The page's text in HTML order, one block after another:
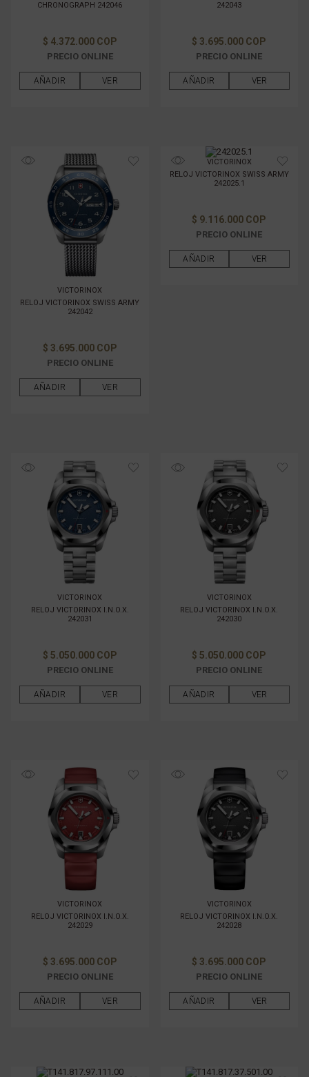
CHRONOGRAPH 242046
$ 4.372.000 COP
PRECIO ONLINE
AÑADIR VER
242043
$ 3.695.000 COP
PRECIO ONLINE
AÑADIR VER
VICTORINOX
RELOJ VICTORINOX SWISS ARMY
242042
$ 3.695.000 COP
PRECIO ONLINE
AÑADIR VER
VICTORINOX
RELOJ VICTORINOX SWISS ARMY
242025.1
$ 9.116.000 COP
PRECIO ONLINE
AÑADIR VER
VICTORINOX
RELOJ VICTORINOX I.N.O.X.
242031
$ 5.050.000 COP
PRECIO ONLINE
AÑADIR VER
VICTORINOX
RELOJ VICTORINOX I.N.O.X.
242030
$ 5.050.000 COP
PRECIO ONLINE
AÑADIR VER
VICTORINOX
RELOJ VICTORINOX I.N.O.X.
242029
$ 3.695.000 COP
PRECIO ONLINE
AÑADIR VER
VICTORINOX
RELOJ VICTORINOX I.N.O.X.
242028
$ 3.695.000 COP
PRECIO ONLINE
AÑADIR VER